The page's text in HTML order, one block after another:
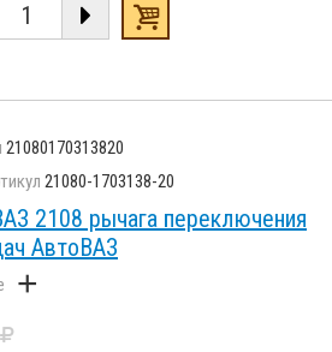
21080170313820
21080-1703138-20
2108 рычага переключения
АвтоВАЗ
+